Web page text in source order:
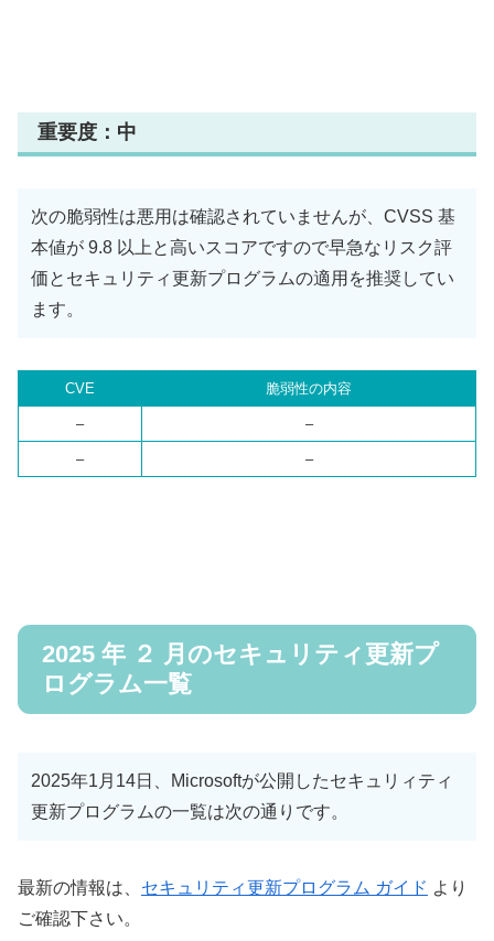
重要度：中
次の脆弱性は悪用は確認されていませんが、CVSS 基
本値が 9.8 以上と高いスコアですので早急なリスク評
価とセキュリティ更新プログラムの適用を推奨してい
ます。
CVE 脆弱性の内容
– –
– –
2025 年 ２ 月のセキュリティ更新プ
ログラム一覧
2025年1月14日、Microsoftが公開したセキュリィティ
更新プログラムの一覧は次の通りです。
最新の情報は、 セキュリティ更新プログラム ガイド より
ご確認下さい。